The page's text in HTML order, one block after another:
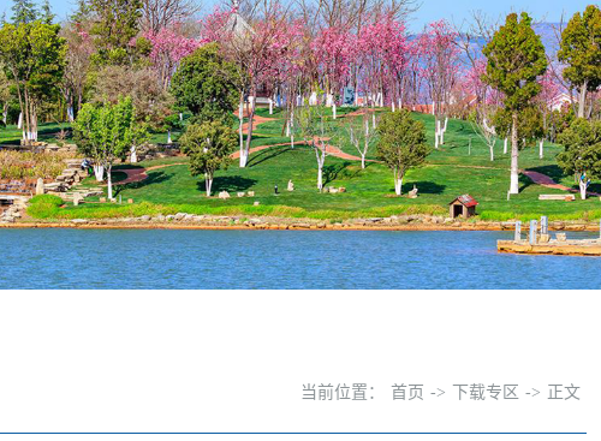
当前位置： 首页 -> 下载专区 -> 正文